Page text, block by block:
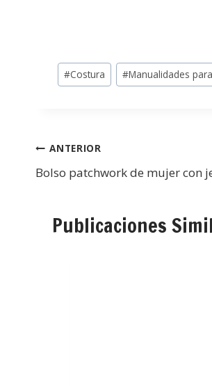
#Costura #Manualidades
ANTERIOR
Bolso patchwork de mujer con
Publicaciones